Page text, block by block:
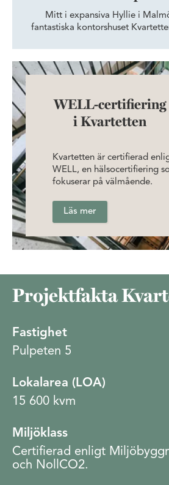
Mitt i expansiva Hyllie i
fantastiska kontorshuset
företag och medarbetare kan
som vi har valt att kalla det – den
WELL-certifiering
i Kvartetten
Kvartetten är certifierad
WELL, en hälsocertifiering
fokuserar på välmående.
Läs mer
Projektfakta
Fastighet
Pulpeten 5
Lokalarea (LOA)
15 600 kvm
Miljöklass
Certifierad enligt
och NollCO2.